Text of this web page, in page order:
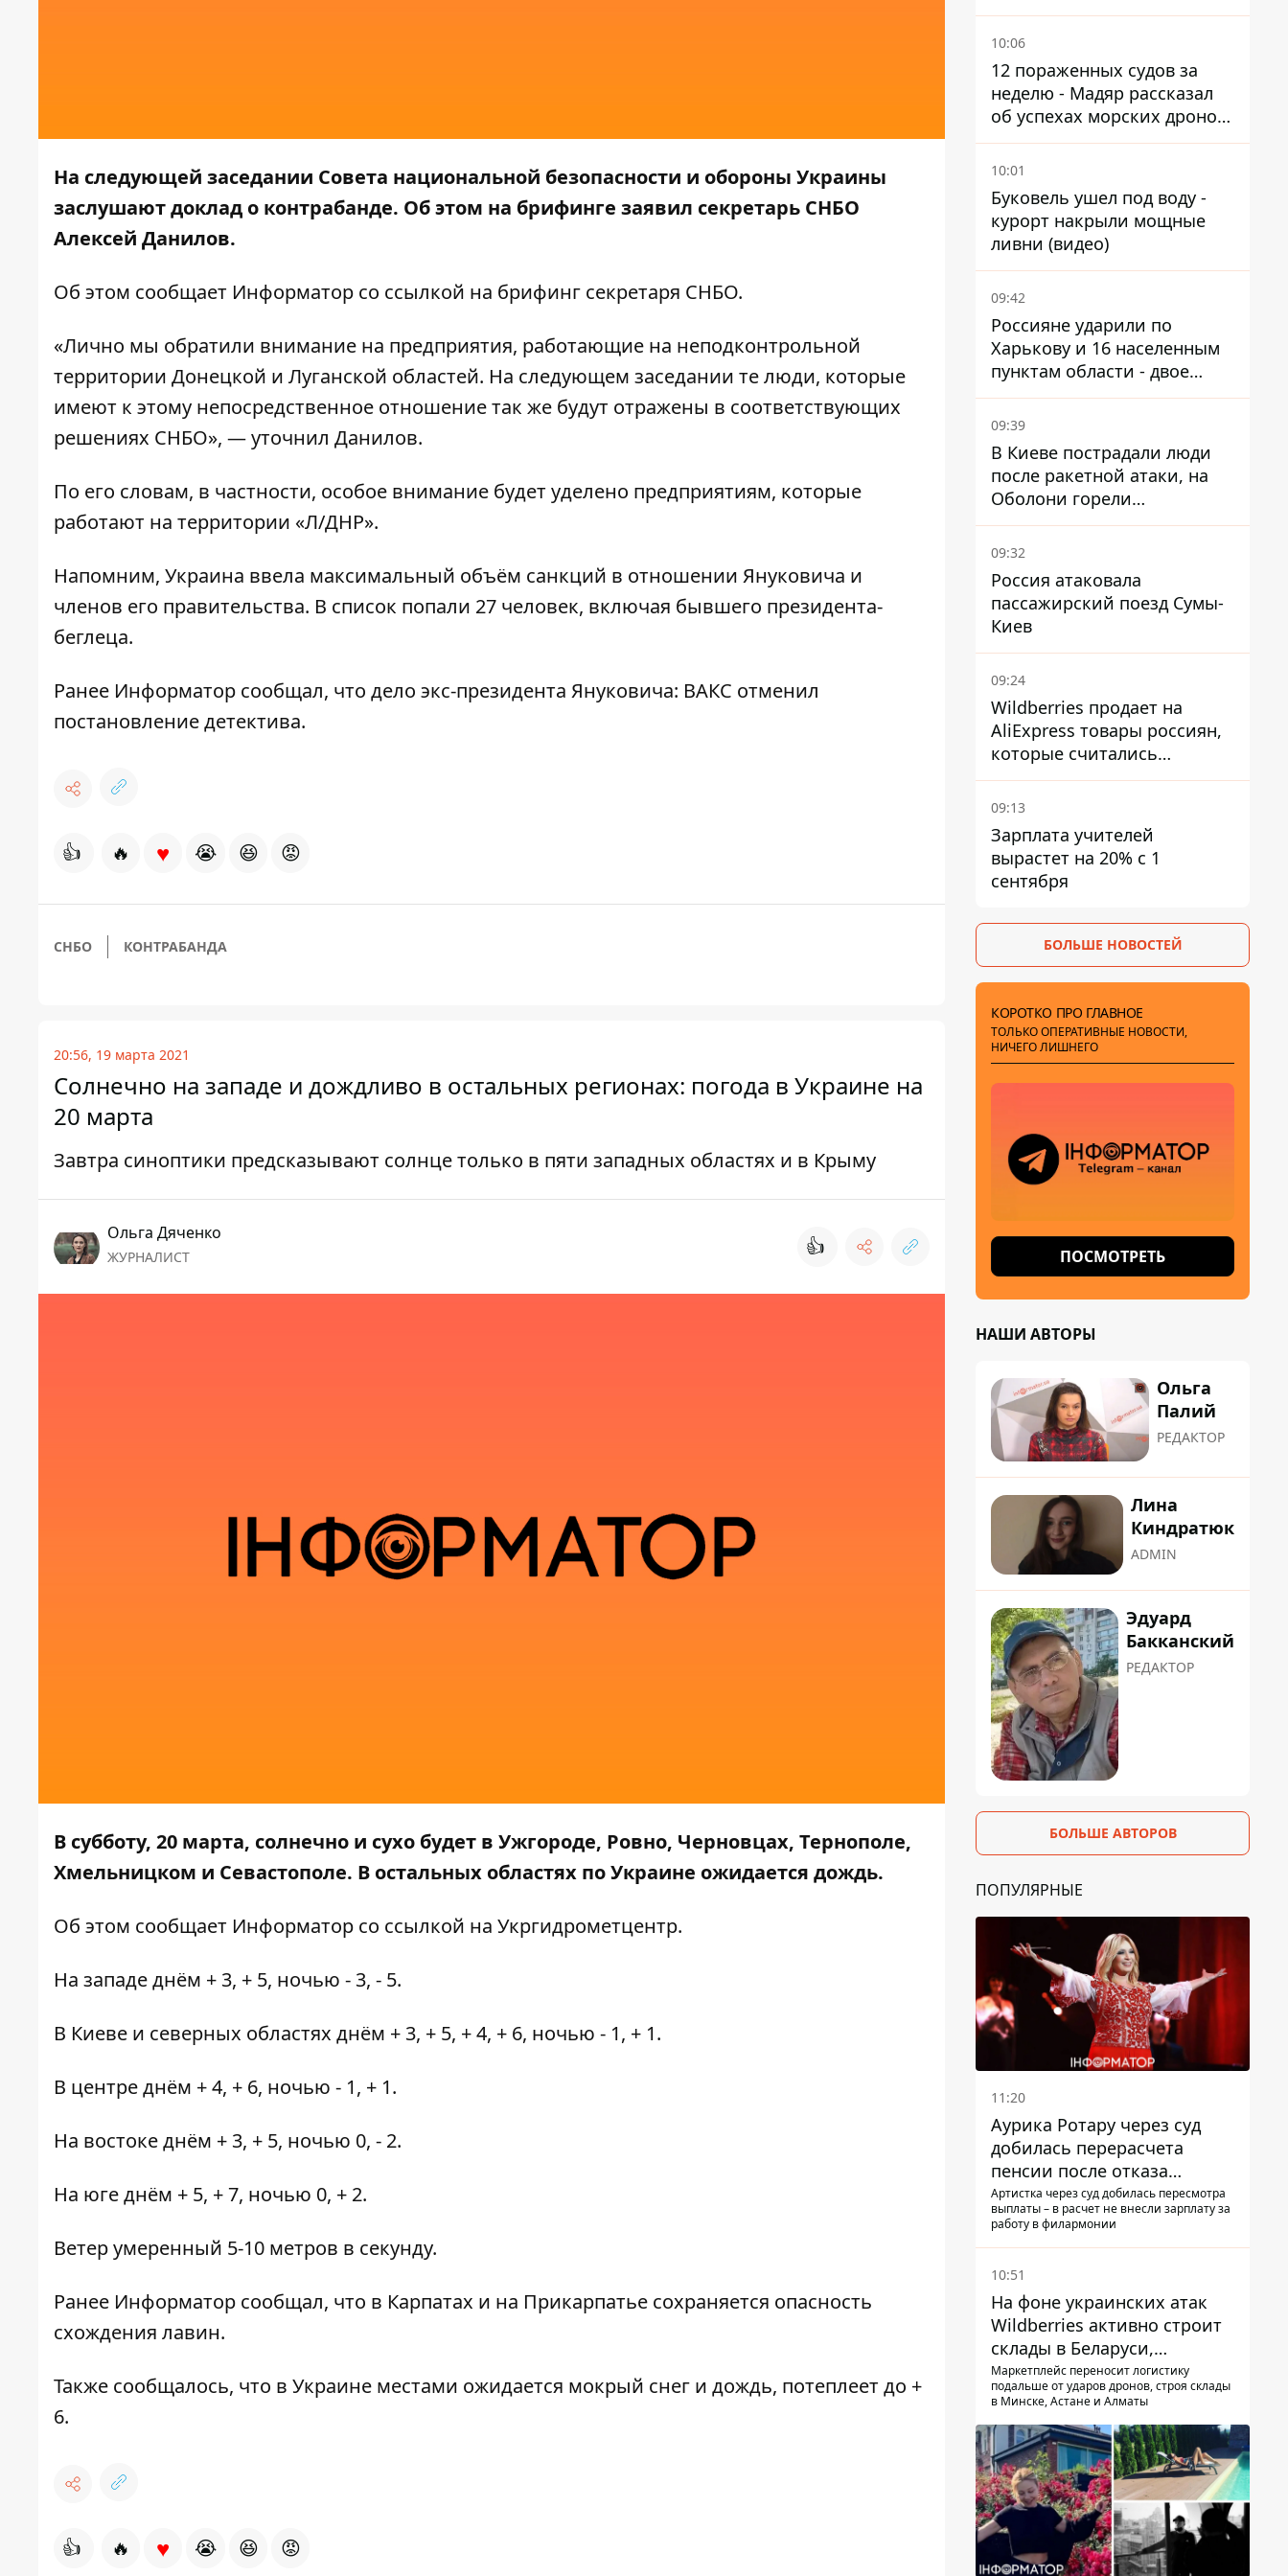
На следующей заседании Совета национальной безопасности и обороны Украины
заслушают доклад о контрабанде. Об этом на брифинге заявил секретарь СНБО
Алексей Данилов.
Об этом сообщает Информатор со ссылкой на брифинг секретаря СНБО.
«Лично мы обратили внимание на предприятия, работающие на неподконтрольной
территории Донецкой и Луганской областей. На следующем заседании те люди, которые
имеют к этому непосредственное отношение так же будут отражены в соответствующих
решениях СНБО», — уточнил Данилов.
По его словам, в частности, особое внимание будет уделено предприятиям, которые
работают на территории «Л/ДНР».
Напомним, Украина ввела максимальный объём санкций в отношении Януковича и
членов его правительства. В список попали 27 человек, включая бывшего президента-
беглеца.
Ранее Информатор сообщал, что дело экс-президента Януковича: ВАКС отменил
постановление детектива.
👍 🔥 ♥ 😭 😆 😡
СНБО КОНТРАБАНДА
20:56, 19 марта 2021
Солнечно на западе и дождливо в остальных регионах: погода в Украине на
20 марта
Завтра синоптики предсказывают солнце только в пяти западных областях и в Крыму
Ольга Дяченко
ЖУРНАЛИСТ 👍
В субботу, 20 марта, солнечно и сухо будет в Ужгороде, Ровно, Черновцах, Тернополе,
Хмельницком и Севастополе. В остальных областях по Украине ожидается дождь.
Об этом сообщает Информатор со ссылкой на Укргидрометцентр.
На западе днём + 3, + 5, ночью - 3, - 5.
В Киеве и северных областях днём + 3, + 5, + 4, + 6, ночью - 1, + 1.
В центре днём + 4, + 6, ночью - 1, + 1.
На востоке днём + 3, + 5, ночью 0, - 2.
На юге днём + 5, + 7, ночью 0, + 2.
Ветер умеренный 5-10 метров в секунду.
Ранее Информатор сообщал, что в Карпатах и на Прикарпатье сохраняется опасность
схождения лавин.
Также сообщалось, что в Украине местами ожидается мокрый снег и дождь, потеплеет до +
6.
👍 🔥 ♥ 😭 😆 😡
Мариуполь, а местных
оставляют без жилья
10:06
12 пораженных судов за
неделю - Мадяр рассказал
об успехах морских дронов
в Черном и Азовском морях
10:01
Буковель ушел под воду -
курорт накрыли мощные
ливни (видео)
09:42
Россияне ударили по
Харькову и 16 населенным
пунктам области - двое
погибших
09:39
В Киеве пострадали люди
после ракетной атаки, на
Оболони горели
резервуары с топливом
09:32
Россия атаковала
пассажирский поезд Сумы-
Киев
09:24
Wildberries продает на
AliExpress товары россиян,
которые считались
уничтоженными на складах
09:13
Зарплата учителей
вырастет на 20% с 1
сентября
БОЛЬШЕ НОВОСТЕЙ
КОРОТКО ПРО ГЛАВНОЕ
ТОЛЬКО ОПЕРАТИВНЫЕ НОВОСТИ,
НИЧЕГО ЛИШНЕГО
ПОСМОТРЕТЬ
НАШИ АВТОРЫ
Ольга
Палий
РЕДАКТОР
Лина
Киндратюк
ADMIN
Эдуард
Бакканский
РЕДАКТОР
БОЛЬШЕ АВТОРОВ
ПОПУЛЯРНЫЕ
11:20
Аурика Ротару через суд
добилась перерасчета
пенсии после отказа
Пенсионного фонда
Артистка через суд добилась пересмотра
выплаты – в расчет не внесли зарплату за
работу в филармонии
10:51
На фоне украинских атак
Wildberries активно строит
склады в Беларуси,
Казахстане, Узбекистане
Маркетплейс переносит логистику
подальше от ударов дронов, строя склады
в Минске, Астане и Алматы